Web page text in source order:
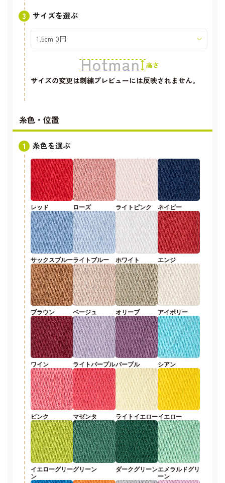
サイズを選ぶ
サイズの変更は刺繍プレビューには反映されません。
糸色・位置
糸色を選ぶ
レッド ローズ ライトピンク ネイビー
サックスブルーライトブルー ホワイト エンジ
ブラウン ベージュ オリーブ アイボリー
ワイン ライトパープルパープル シアン
ピンク マゼンタ ライトイエローイエロー
イエローグリー
ン
グリーン ダークグリーンエメラルドグリ
ーン